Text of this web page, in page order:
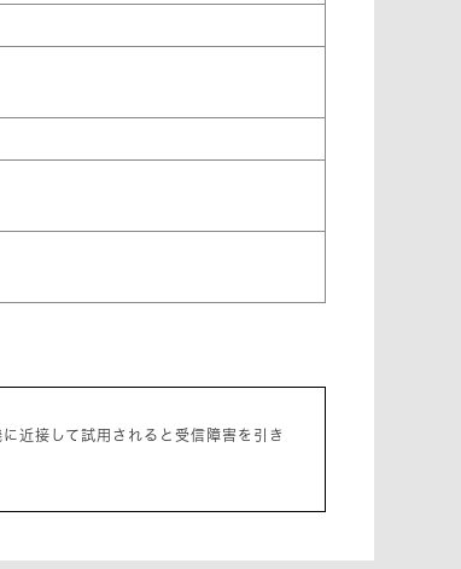
近接して試用されると受信障害を引き